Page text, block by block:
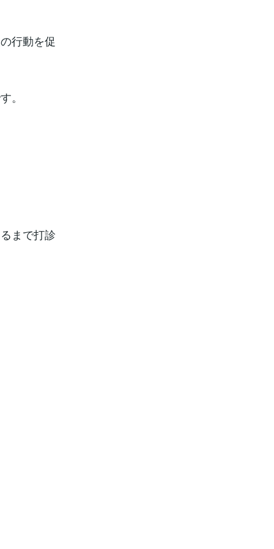
行動を促
。
まで打診